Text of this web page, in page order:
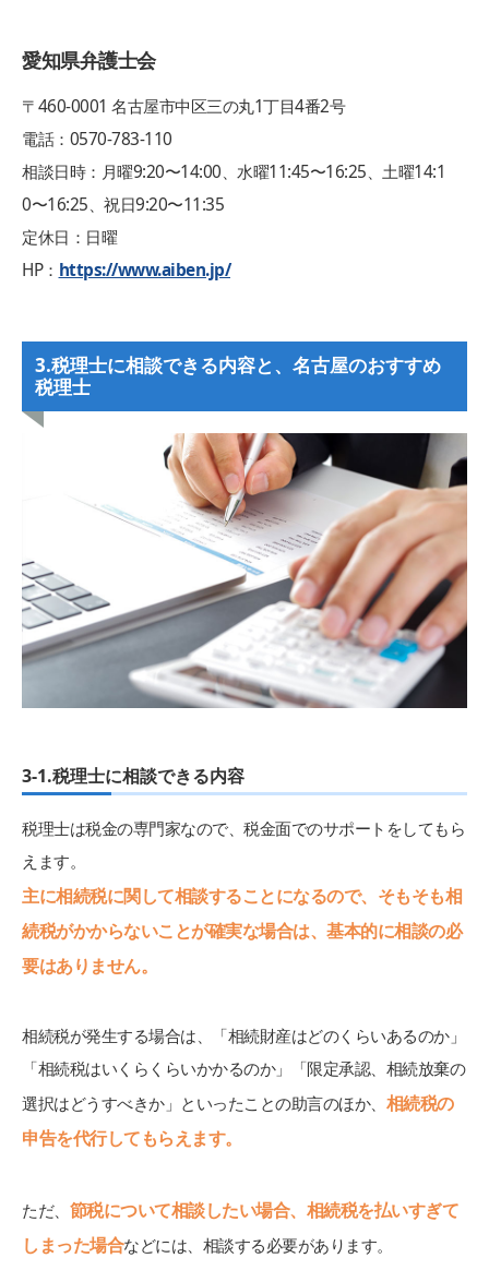
愛知県弁護士会
〒460-0001 名古屋市中区三の丸1丁目4番2号
電話：0570-783-110
相談日時：月曜9:20〜14:00、水曜11:45〜16:25、土曜14:1
0〜16:25、祝日9:20〜11:35
定休日：日曜
HP： https://www.aiben.jp/
3.税理士に相談できる内容と、名古屋のおすすめ
税理士
3-1.税理士に相談できる内容
税理士は税金の専門家なので、税金面でのサポートをしてもら
えます。
主に相続税に関して相談することになるので、そもそも相
続税がかからないことが確実な場合は、基本的に相談の必
要はありません。
相続税が発生する場合は、「相続財産はどのくらいあるのか」
「相続税はいくらくらいかかるのか」「限定承認、相続放棄の
選択はどうすべきか」といったことの助言のほか、 相続税の
申告を代行してもらえます。
ただ、 節税について相談したい場合、相続税を払いすぎて
しまった場合などには、相談する必要があります。